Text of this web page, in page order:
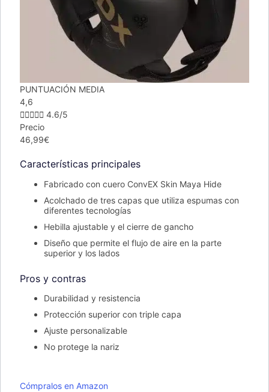
PUNTUACIÓN MEDIA
4,6
 4.6/5
Precio
46,99€
Características principales
Fabricado con cuero ConvEX Skin Maya Hide
Acolchado de tres capas que utiliza espumas con
diferentes tecnologías
Hebilla ajustable y el cierre de gancho
Diseño que permite el flujo de aire en la parte
superior y los lados
Pros y contras
Durabilidad y resistencia
Protección superior con triple capa
Ajuste personalizable
No protege la nariz
Cómpralos en Amazon